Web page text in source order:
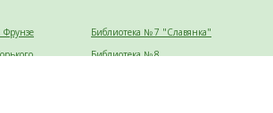
Библиотека № 7 "Славянка"
Библиотека № 8